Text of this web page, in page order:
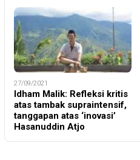
27/09/2021
Idham Malik: Refleksi kritis
atas tambak supraintensif,
tanggapan atas ‘inovasi’
Hasanuddin Atjo